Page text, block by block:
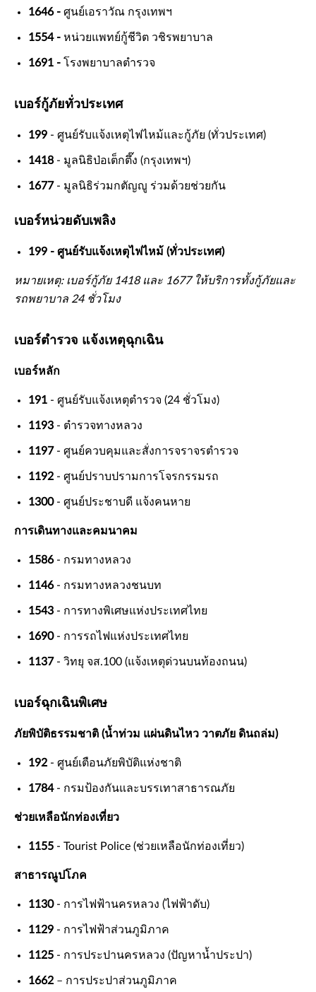
1646 - ศูนย์เอราวัณ กรุงเทพฯ
1554 - หน่วยแพทย์กู้ชีวิต วชิรพยาบาล
1691 - โรงพยาบาลตำรวจ
เบอร์กู้ภัยทั่วประเทศ
199 - ศูนย์รับแจ้งเหตุไฟไหม้และกู้ภัย (ทั่วประเทศ)
1418- มูลนิธิป่อเต็กตึ๊ง (กรุงเทพฯ)
1677- มูลนิธิร่วมกตัญญู ร่วมด้วยช่วยกัน
เบอร์หน่วยดับเพลิง
199 - ศูนย์รับแจ้งเหตุไฟไหม้ (ทั่วประเทศ)
หมายเหตุ: เบอร์กู้ภัย 1418 และ 1677 ให้บริการทั้งกู้ภัยและ
รถพยาบาล 24 ชั่วโมง
เบอร์ตำรวจ แจ้งเหตุฉุกเฉิน
เบอร์หลัก
191 - ศูนย์รับแจ้งเหตุตำรวจ (24 ชั่วโมง)
1193 - ตำรวจทางหลวง
1197 - ศูนย์ควบคุมและสั่งการจราจรตำรวจ
1192 - ศูนย์ปราบปรามการโจรกรรมรถ
1300 - ศูนย์ประชาบดี แจ้งคนหาย
การเดินทางและคมนาคม
1586- กรมทางหลวง
1146- กรมทางหลวงชนบท
1543 - การทางพิเศษแห่งประเทศไทย
1690- การรถไฟแห่งประเทศไทย
1137- วิทยุ จส.100 (แจ้งเหตุด่วนบนท้องถนน)
เบอร์ฉุกเฉินพิเศษ
ภัยพิบัติธรรมชาติ (น้ำท่วม แผ่นดินไหว วาตภัย ดินถล่ม)
192 - ศูนย์เตือนภัยพิบัติแห่งชาติ
1784 - กรมป้องกันและบรรเทาสาธารณภัย
ช่วยเหลือนักท่องเที่ยว
1155 - Tourist Police (ช่วยเหลือนักท่องเที่ยว)
สาธารณูปโภค
1130 - การไฟฟ้านครหลวง (ไฟฟ้าดับ)
1129 - การไฟฟ้าส่วนภูมิภาค
1125 - การประปานครหลวง (ปัญหาน้ำประปา)
1662 – การประปาส่วนภูมิภาค